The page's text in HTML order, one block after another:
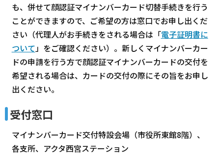
も、併せて顔認証マイナンバーカード切替手続きを行う
ことができますので、ご希望の方は窓口でお申し出くだ
さい（代理人がお手続きをされる場合は「電子証明書に
ついて」をご確認ください）。新しくマイナンバーカー
ドの申請を行う方で顔認証マイナンバーカードの交付を
希望される場合は、カードの交付の際にその旨をお申し
出ください。
受付窓口
マイナンバーカード交付特設会場（市役所東館8階）、
各支所、アクタ西宮ステーション